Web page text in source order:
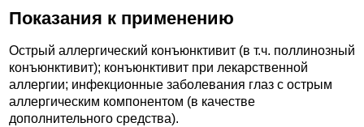
Показания к применению
Острый аллергический конъюнктивит (в т.ч. поллинозный
конъюнктивит); конъюнктивит при лекарственной
аллергии; инфекционные заболевания глаз с острым
аллергическим компонентом (в качестве
дополнительного средства).